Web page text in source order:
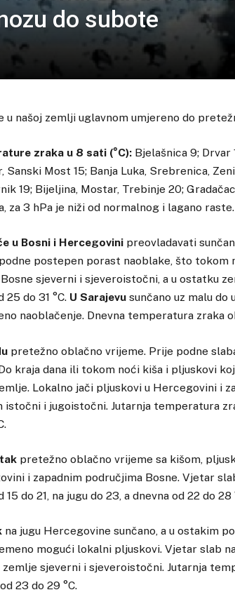
do subote
u našoj zemlji uglavnom umjereno do
zraka u 8 sati (°C): Bjelašnica 9; Drvar
Sanski Most 15; Banja Luka, Srebrenica,
19; Bijeljina, Mostar, Trebinje 20;
za 3 hPa je niži od normalnog i lagano raste.
u Bosni i Hercegovini preovladavati
postepen porast naoblake, što tokom
sjeverni i sjeveroistočni, a u ostatku
25 do 31 °C. U Sarajevu sunčano uz malu
naoblačenje. Dnevna temperatura zraka
pretežno oblačno vrijeme. Prije podne
kraja dana ili tokom noći kiša i pljuskovi
Lokalno jači pljuskovi u Hercegovini i
istočni i jugoistočni. Jutarnja temperatura
pretežno oblačno vrijeme sa kišom,
i zapadnim područjima Bosne. Vjetar
15 do 21, na jugu do 23, a dnevna od 22 do 28
na jugu Hercegovine sunčano, a u ostakim
mogući lokalni pljuskovi. Vjetar slab
sjeverni i sjeveroistočni. Jutarnja
23 do 29 °C.